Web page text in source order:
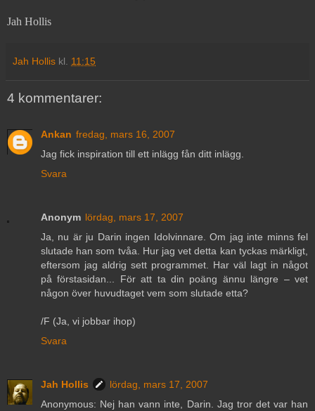
Jah Hollis
Jah Hollis kl. 11:15
4 kommentarer:
Ankan fredag, mars 16, 2007
Jag fick inspiration till ett inlägg fån ditt inlägg.
Svara
Anonym lördag, mars 17, 2007
Ja, nu är ju Darin ingen Idolvinnare. Om jag inte minns fel
slutade han som tvåa. Hur jag vet detta kan tyckas märkligt,
eftersom jag aldrig sett programmet. Har väl lagt in något
på förstasidan... För att ta din poäng ännu längre – vet
någon över huvudtaget vem som slutade etta?
/F (Ja, vi jobbar ihop)
Svara
Jah Hollis
lördag, mars 17, 2007
Anonymous: Nej han vann inte, Darin. Jag tror det var han